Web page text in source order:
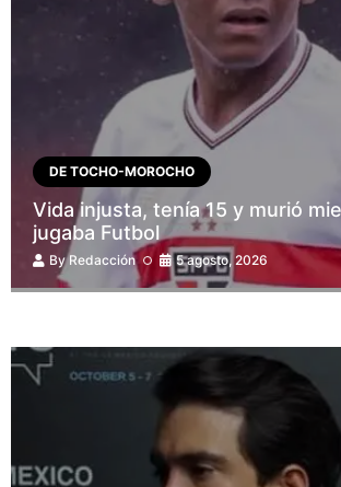
DE TOCHO-MOROCHO
Vida injusta, tenía 15 y murió
jugaba Futbol
ByRedacción 5 agosto, 2026